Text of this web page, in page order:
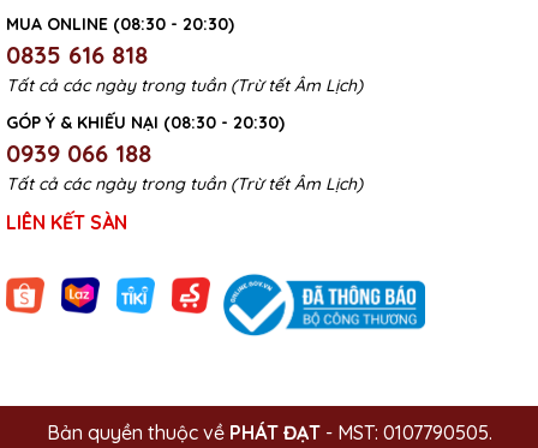
MUA ONLINE (08:30 - 20:30)
0835 616 818
Tất cả các ngày trong tuần (Trừ tết Âm Lịch)
GÓP Ý & KHIẾU NẠI (08:30 - 20:30)
0939 066 188
Tất cả các ngày trong tuần (Trừ tết Âm Lịch)
LIÊN KẾT SÀN
Bản quyền thuộc về PHÁT ĐẠT- MST: 0107790505.